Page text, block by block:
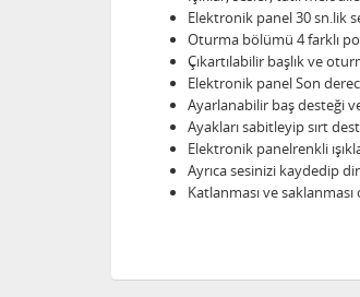
Elektronik panel 30 sn.lik
Oturma bölümü 4 farklı
Çıkartılabilir başlık ve
Elektronik panel Son
Ayarlanabilir baş desteği
Ayakları sabitleyip sırt
Elektronik panelrenkli
Ayrıca sesinizi kaydedip
Katlanması ve